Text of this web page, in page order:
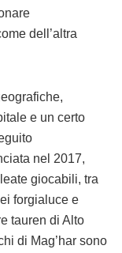
dell’altra
e un certo
nel 2017,
giocabili, tra
forgialuce e
tauren di Alto
di Mag’har sono